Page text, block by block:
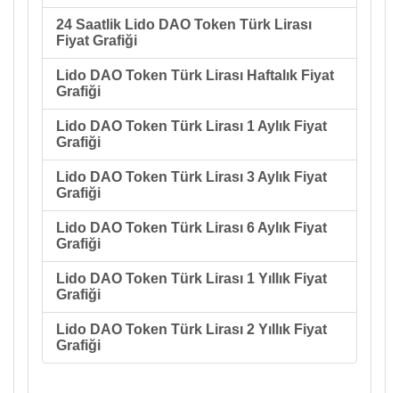
24 Saatlik Lido DAO Token Türk Lirası
Fiyat Grafiği
Lido DAO Token Türk Lirası Haftalık Fiyat
Grafiği
Lido DAO Token Türk Lirası 1 Aylık Fiyat
Grafiği
Lido DAO Token Türk Lirası 3 Aylık Fiyat
Grafiği
Lido DAO Token Türk Lirası 6 Aylık Fiyat
Grafiği
Lido DAO Token Türk Lirası 1 Yıllık Fiyat
Grafiği
Lido DAO Token Türk Lirası 2 Yıllık Fiyat
Grafiği